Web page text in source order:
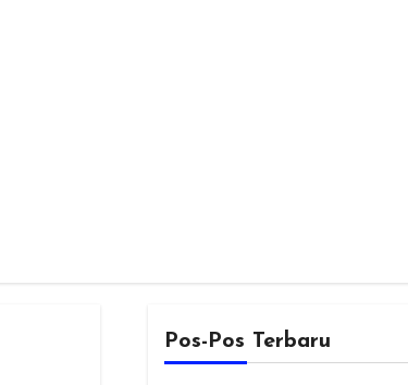
Pos-Pos Terbaru